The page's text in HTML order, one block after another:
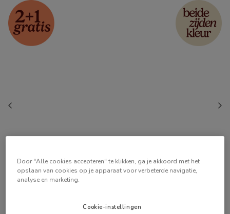
Door "Alle cookies accepteren" te klikken, ga je akkoord met het
opslaan van cookies op je apparaat voor verbeterde navigatie,
analyse en marketing.
Cookie-instellingen